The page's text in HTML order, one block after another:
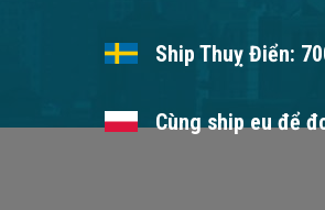
Ship Thuỵ Điển:
Cùng ship eu để